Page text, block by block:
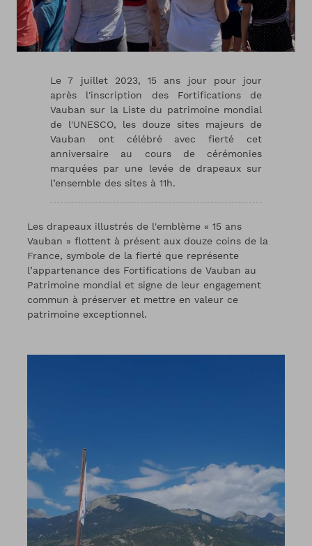
Le 7 juillet 2023, 15 ans jour pour jour
après l'inscription des Fortifications de
Vauban sur la Liste du patrimoine mondial
de l'UNESCO, les douze sites majeurs de
Vauban ont célébré avec fierté cet
anniversaire au cours de cérémonies
marquées par une levée de drapeaux sur
l’ensemble des sites à 11h.
Les drapeaux illustrés de l'emblème « 15 ans
Vauban » flottent à présent aux douze coins de la
France, symbole de la fierté que représente
l’appartenance des Fortifications de Vauban au
Patrimoine mondial et signe de leur engagement
commun à préserver et mettre en valeur ce
patrimoine exceptionnel.